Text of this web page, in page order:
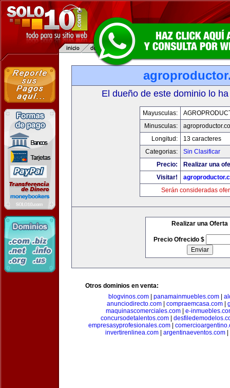
El dueño de este dominio lo
Mayusculas:
Minusculas:
Longitud:
13 caracteres
Categorias:
Sin Clasificar
Precio:
Realizar una
Visitar!
Serán consideradas
Realizar una Oferta
Precio Ofrecido $
Otros dominios en venta:
blogvinos.com| panamainmuebles.com|
anunciodirecto.com| compraemcasa.com|
maquinascomerciales.com
e-
concursodetalentos.com|
empresasyprofesionales.com|
invertirenlinea.com| argentinaeventos.com|